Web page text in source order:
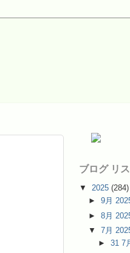
ブログ リ
▼ 2025 (284)
►9月
►8月
▼7月
► 31 7